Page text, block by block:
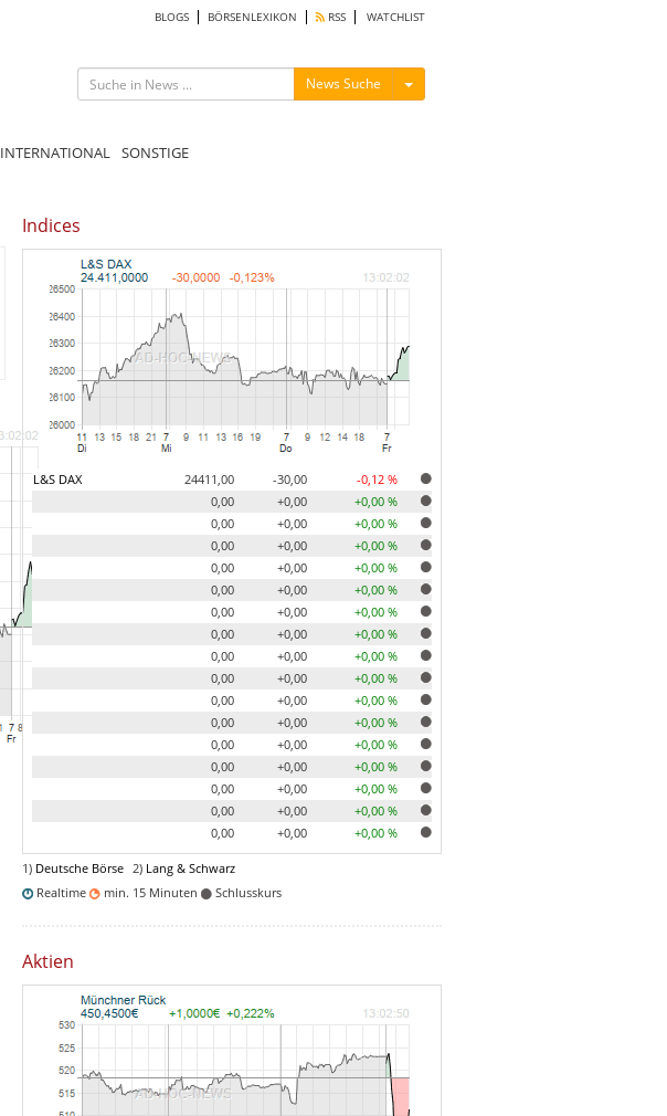
BLOGS BÖRSENLEXIKON RSS WATCHLIST
News Suche Menü ein-/ausblenden
INTERNATIONAL SONSTIGE
Indices
L&S DAX 24411,00 -30,00
-0,12 %
0,00
+0,00
+0,00 %
0,00
+0,00
+0,00 %
0,00
+0,00
+0,00 %
0,00
+0,00
+0,00 %
0,00
+0,00
+0,00 %
0,00
+0,00
+0,00 %
0,00
+0,00
+0,00 %
0,00
+0,00
+0,00 %
0,00
+0,00
+0,00 %
0,00
+0,00
+0,00 %
0,00
+0,00
+0,00 %
0,00
+0,00
+0,00 %
0,00
+0,00
+0,00 %
0,00
+0,00
+0,00 %
0,00
+0,00
+0,00 %
0,00
+0,00 +0,00 %
1) Deutsche Börse 2) Lang & Schwarz
Realtime
min. 15 Minuten Schlusskurs
Aktien